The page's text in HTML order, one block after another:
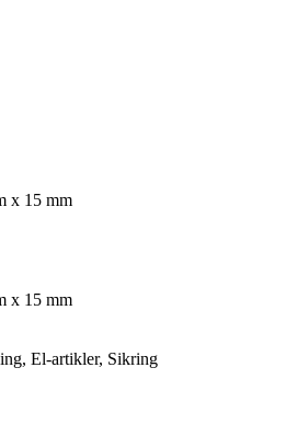
x 15 mm
x 15 mm
El-artikler, Sikring